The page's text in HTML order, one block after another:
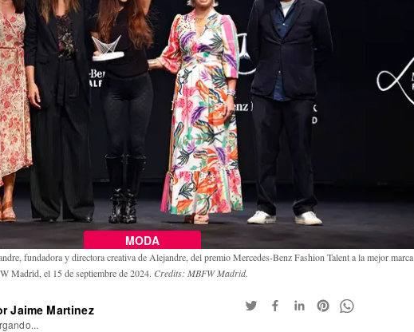
MODA
fundadora y directora creativa de Alejandre, del premio Mercedes-Benz Fashion Talent a la mejor marca
Madrid, el 15 de septiembre de 2024. Credits: MBFW Madrid.
Jaime Martinez